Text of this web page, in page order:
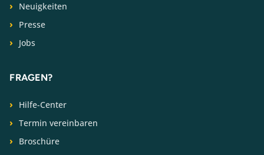
Neuigkeiten
Presse
Jobs
FRAGEN?
Hilfe-Center
Termin vereinbaren
Broschüre